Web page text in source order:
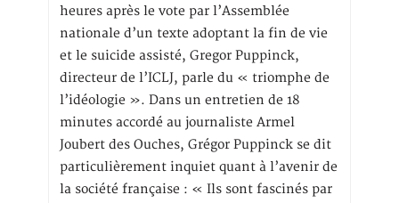
heures après le vote par l’Assemblée
nationale d’un texte adoptant la fin de vie
et le suicide assisté, Gregor Puppinck,
directeur de l’ICLJ, parle du « triomphe de
l’idéologie ». Dans un entretien de 18
minutes accordé au journaliste Armel
Joubert des Ouches, Grégor Puppinck se dit
particulièrement inquiet quant à l’avenir de
la société française : « Ils sont fascinés par